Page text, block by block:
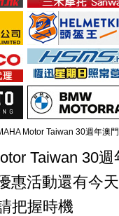
Motor Taiwan 30週年澳
Taiwan 30
惠活動還有今
把握時機